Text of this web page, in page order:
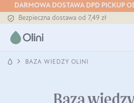
DARMOWA DOSTAWA DPD PICKUP
Bezpieczna dostawa od 7,49 zł
Darmowa dostawa od 199 zł
Tłoczony zawsze na zimno
BAZA WIEDZY OLINI
Baza